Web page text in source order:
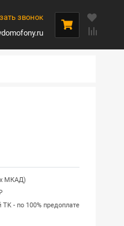
звонок
МКАД)
- по 100% предоплате